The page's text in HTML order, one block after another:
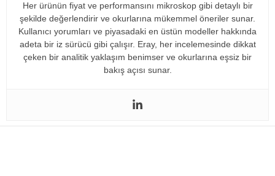
Her ürünün fiyat ve performansını mikroskop gibi detaylı bir
şekilde değerlendirir ve okurlarına mükemmel öneriler sunar.
Kullanıcı yorumları ve piyasadaki en üstün modeller hakkında
adeta bir iz sürücü gibi çalışır. Eray, her incelemesinde dikkat
çeken bir analitik yaklaşım benimser ve okurlarına eşsiz bir
bakış açısı sunar.